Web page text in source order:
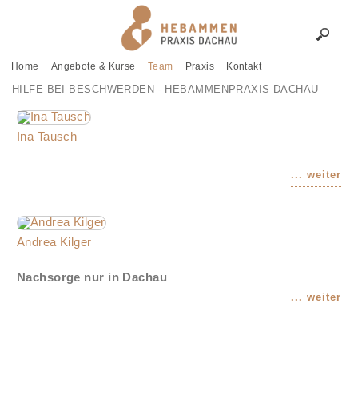
Home Angebote & Kurse Team Praxis Kontakt
HILFE BEI BESCHWERDEN - HEBAMMENPRAXIS DACHAU
Ina Tausch
Andrea Kilger
Nachsorge nur in Dachau